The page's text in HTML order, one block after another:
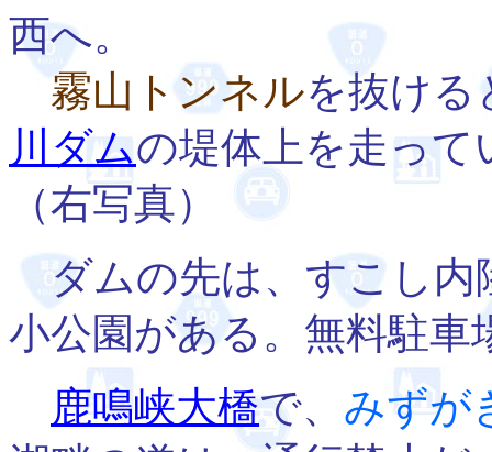
西へ。
霧山トンネルを抜ける
川ダムの堤体上を走って
（右写真）
ダムの先は、すこし内
小公園がある。無料駐車
鹿鳴峡大橋で、 みずが